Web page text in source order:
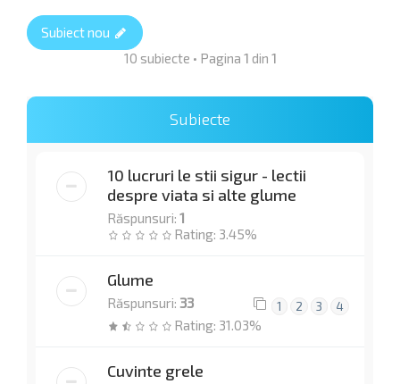
Subiect nou
10 subiecte • Pagina 1 din 1
Subiecte
10 lucruri le stii sigur - lectii
despre viata si alte glume
Răspunsuri: 1
Rating: 3.45%
Glume
Răspunsuri: 33 1 2 3 4
Rating: 31.03%
Cuvinte grele